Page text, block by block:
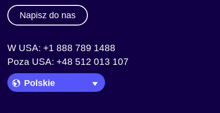
Napisz do nas
W USA: +1 888 789 1488
Poza USA: +48 512 013 107
Language Picker